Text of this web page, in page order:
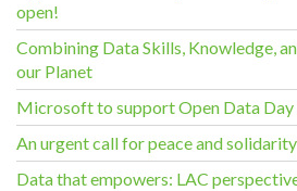
open!
Combining Data Skills, Knowledge,
our Planet
Microsoft to support Open Data Day
An urgent call for peace and solidarity
Data that empowers: LAC